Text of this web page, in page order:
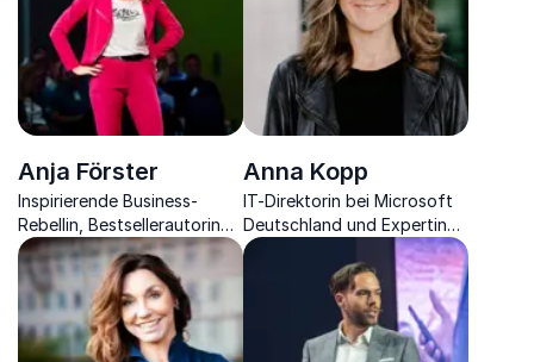
Anja Förster
Inspirierende Business-
Rebellin, Bestsellerautorin
und einflussreiche Stimme,
die Sie zum Umdenken
provoziert und nachhaltigen
Wandel anstößt
Anna Kopp
IT-Direktorin bei Microsoft
Deutschland und Expertin
für digitale Transformation
und Leadership.